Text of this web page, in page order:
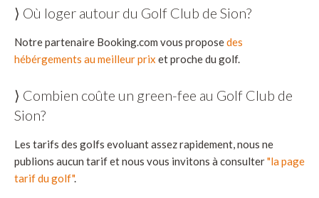
⟩ Où loger autour du Golf Club de Sion?
Notre partenaire Booking.com vous proposedes
hébérgements au meilleur prix et proche du golf.
⟩ Combien coûte un green-fee au Golf Club de
Sion?
Les tarifs des golfs evoluant assez rapidement, nous ne
publions aucun tarif et nous vous invitons à consulter"la page
tarif du golf".